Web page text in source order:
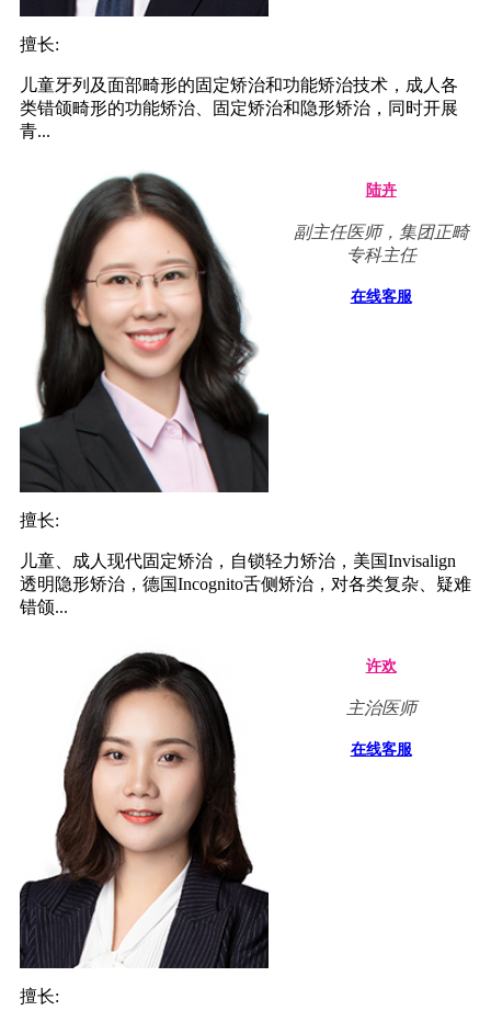
擅长:
儿童牙列及面部畸形的固定矫治和功能矫治技术，成人各
类错颌畸形的功能矫治、固定矫治和隐形矫治，同时开展
青...
陆卉
副主任医师，集团正畸
专科主任
在线客服
擅长:
儿童、成人现代固定矫治，自锁轻力矫治，美国Invisalign
透明隐形矫治，德国Incognito舌侧矫治，对各类复杂、疑难
错颌...
许欢
主治医师
在线客服
擅长: